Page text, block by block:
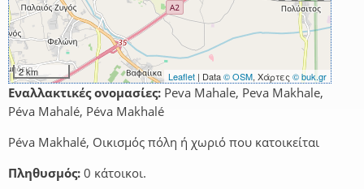
2 km Leaflet | Data© OSM, Χάρτες © buk.gr
Εναλλακτικές ονομασίες: Peva Mahale, Peva Makhale,
Péva Mahalé, Péva Makhalé
Péva Makhalé, Οικισμός πόλη ή χωριό που κατοικείται
Πληθυσμός: 0 κάτοικοι.